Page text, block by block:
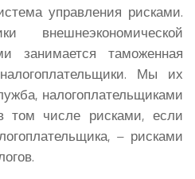
управления рисками.
внешнеэкономической
занимается таможенная
Мы их
налогоплательщиками
том числе рисками, если
– рисками